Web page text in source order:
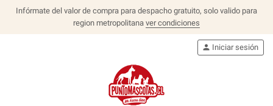
Infórmate del valor de compra para despacho gratuito, solo valido para
region metropolitana ver condiciones
person Iniciar sesión